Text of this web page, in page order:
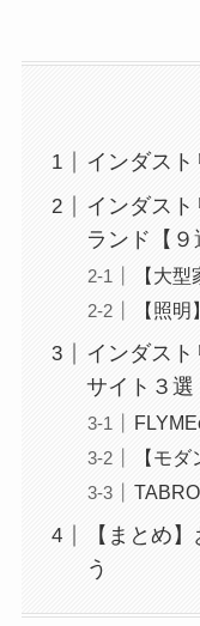
インダス
インダス
ランド【９
【大
【照
インダス
サイト３選
【モダ
【まとめ
う